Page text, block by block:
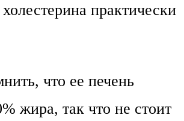
практически
что ее печень
жира, так что не стоит